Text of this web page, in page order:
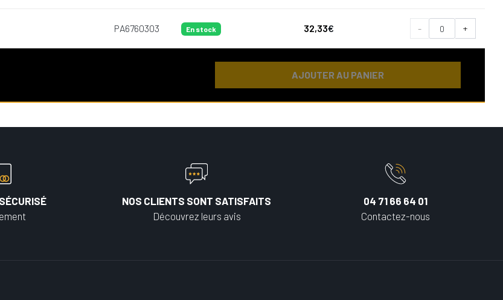
PA6760303 En stock 32,33€ - +
AJOUTER AU PANIER
NOS CLIENTS SONT SATISFAITS
Découvrez leurs avis
04 71 66 64 01
Contactez-nous